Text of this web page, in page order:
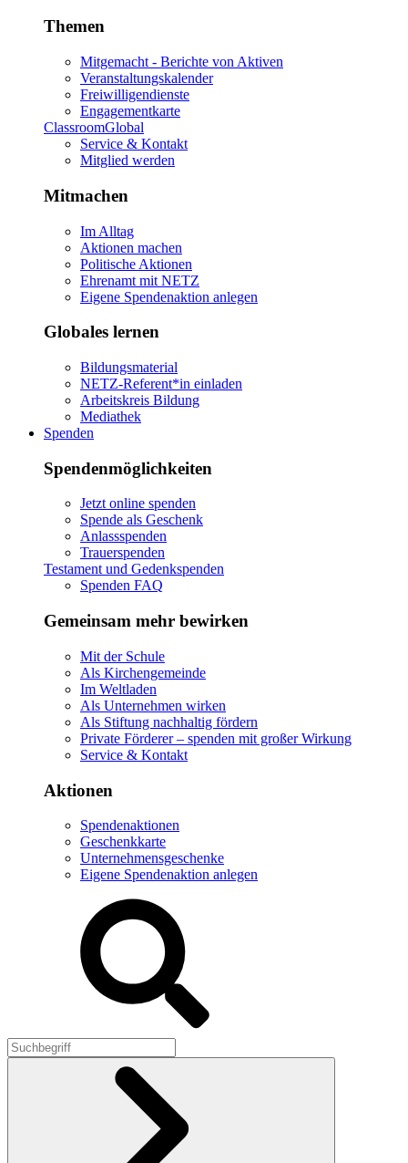
Themen
Mitgemacht - Berichte von Aktiven
Veranstaltungskalender
Freiwilligendienste
Engagementkarte
ClassroomGlobal
Service & Kontakt
Mitglied werden
Mitmachen
Im Alltag
Aktionen machen
Politische Aktionen
Ehrenamt mit NETZ
Eigene Spendenaktion anlegen
Globales lernen
Bildungsmaterial
NETZ-Referent*in einladen
Arbeitskreis Bildung
Mediathek
Spenden
Spendenmöglichkeiten
Jetzt online spenden
Spende als Geschenk
Anlassspenden
Trauerspenden
Testament und Gedenkspenden
Spenden FAQ
Gemeinsam mehr bewirken
Mit der Schule
Als Kirchengemeinde
Im Weltladen
Als Unternehmen wirken
Als Stiftung nachhaltig fördern
Private Förderer – spenden mit großer Wirkung
Service & Kontakt
Aktionen
Spendenaktionen
Geschenkkarte
Unternehmensgeschenke
Eigene Spendenaktion anlegen